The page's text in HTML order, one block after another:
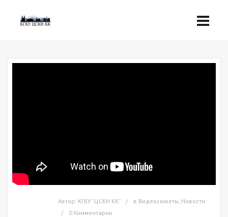
Автор: КГКУ "ЦСКН КК" в Видеосюжеты, Новости
0 Комментарии